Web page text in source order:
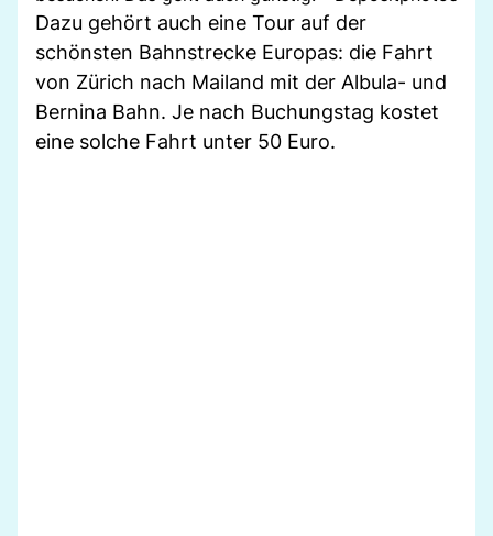
Dazu gehört auch eine Tour auf der
schönsten Bahnstrecke Europas: die Fahrt
von Zürich nach Mailand mit der Albula- und
Bernina Bahn. Je nach Buchungstag kostet
eine solche Fahrt unter 50 Euro.